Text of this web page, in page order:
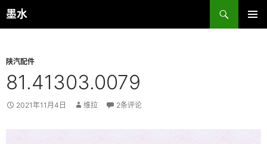
跳
至
墨水
搜
索
陕汽配件
81.41303.0079
2021年11月4日 维拉 2条评论